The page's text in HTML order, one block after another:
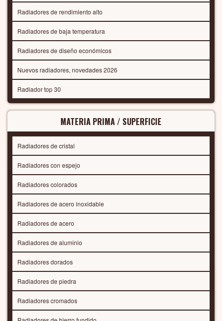
Radiadores de rendimiento alto
Radiadores de baja temperatura
Radiadores de diseño económicos
Nuevos radiadores, novedades 2026
Radiador top 30
MATERIA PRIMA / SUPERFICIE
Radiadores de cristal
Radiadores con espejo
Radiadores colorados
Radiadores de acero inoxidable
Radiadores de acero
Radiadores de aluminio
Radiadores dorados
Radiadores de piedra
Radiadores cromados